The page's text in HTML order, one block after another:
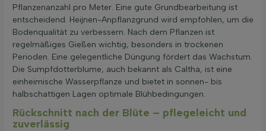
Pflanzenanzahl pro Meter. Eine gute Grundbearbeitung ist
entscheidend. Heijnen-Anpflanzgrund wird empfohlen, um die
Bodenqualität zu verbessern. Nach dem Pflanzen ist
regelmäßiges Gießen wichtig, besonders in trockenen
Perioden. Eine gelegentliche Düngung fördert das Wachstum.
Die Sumpfdotterblume, auch bekannt als Caltha, ist eine
einheimische Wasserpflanze und bietet in sonnen- bis
halbschattigen Lagen optimale Blühbedingungen.
Rückschnitt nach der Blüte – pflegeleicht und
zuverlässig